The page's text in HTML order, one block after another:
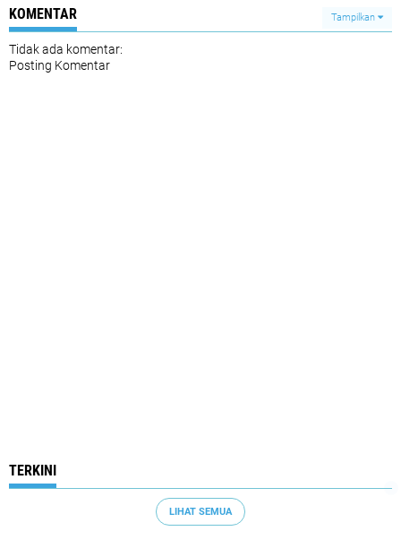
KOMENTAR Tampilkan
Tidak ada komentar:
Posting Komentar
TERKINI
LIHAT SEMUA